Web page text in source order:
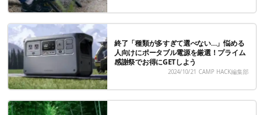
終了「種類が多すぎて選べない…」悩める
人向けにポータブル電源を厳選！プライム
感謝祭でお得にGETしよう
2024/10/21 CAMP HACK編集部